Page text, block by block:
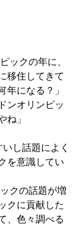
ックの年に、
移住してきて
年になる？」
ンオリンピッ
ね」
し話題によく
を意識してい
クの話題が増
クに貢献した
、色々調べる